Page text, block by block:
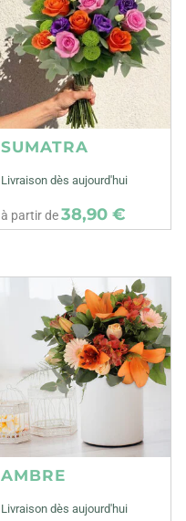
SUMATRA
Livraison dès aujourd'hui
à partir de38,90 €
AMBRE
Livraison dès aujourd'hui